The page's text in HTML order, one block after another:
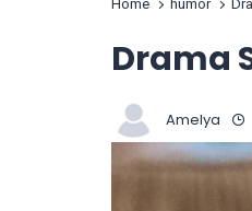
Home humor
Drama
Amelya